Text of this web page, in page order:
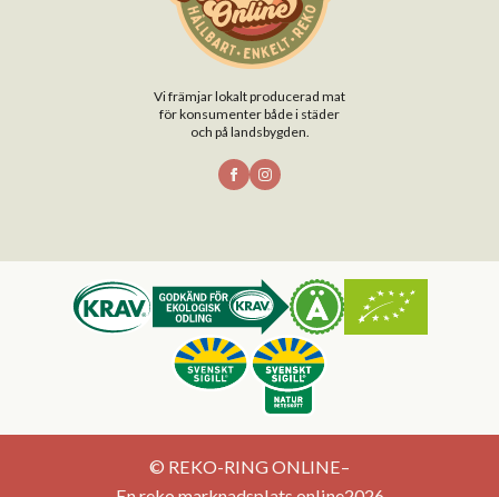
Vi främjar lokalt producerad mat
för konsumenter både i städer
och på landsbygden.
© REKO-RING ONLINE–